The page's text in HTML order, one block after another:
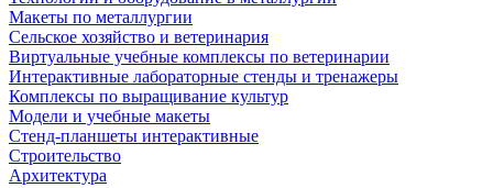
Макеты по металлургии
Сельское хозяйство и ветеринария
Виртуальные учебные комплексы по ветеринарии
Интерактивные лабораторные стенды и тренажеры
Комплексы по выращивание культур
Модели и учебные макеты
Стенд-планшеты интерактивные
Строительство
Архитектура